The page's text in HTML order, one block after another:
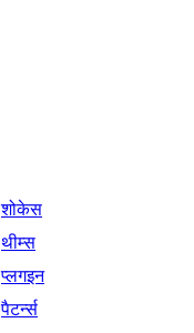
शोकेस
थीम्स
प्लगइन
पैटर्न्स